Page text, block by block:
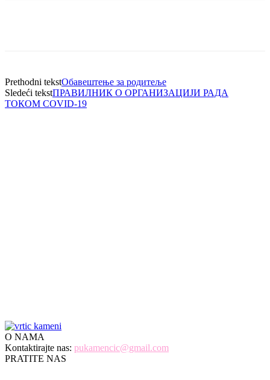
Prethodni tekstОбавештење за родитеље
Sledeći tekstПРАВИЛНИК О ОРГАНИЗАЦИЈИ РАДА
ТОКОМ COVID-19
O NAMA
Kontaktirajte nas: pukamencic@gmail.com
PRATITE NAS